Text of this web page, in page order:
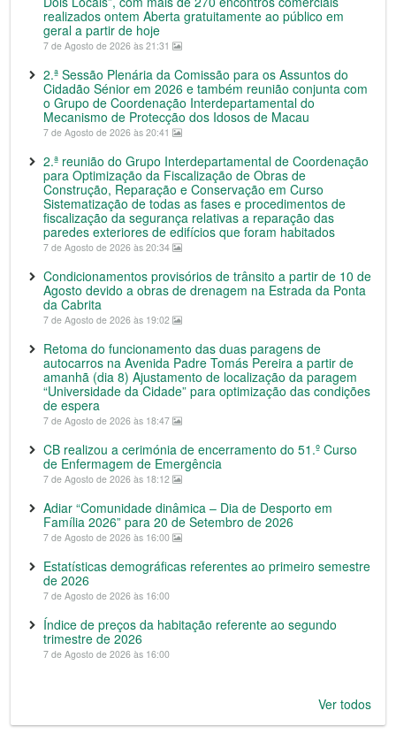
realizados ontem Aberta gratuitamente ao público em
geral a partir de hoje
7 de Agosto de 2026 às 21:31
2.ª Sessão Plenária da Comissão para os Assuntos do
Cidadão Sénior em 2026 e também reunião conjunta com
o Grupo de Coordenação Interdepartamental do
Mecanismo de Protecção dos Idosos de Macau
7 de Agosto de 2026 às 20:41
2.ª reunião do Grupo Interdepartamental de Coordenação
para Optimização da Fiscalização de Obras de
Construção, Reparação e Conservação em Curso
Sistematização de todas as fases e procedimentos de
fiscalização da segurança relativas a reparação das
paredes exteriores de edifícios que foram habitados
7 de Agosto de 2026 às 20:34
Condicionamentos provisórios de trânsito a partir de 10 de
Agosto devido a obras de drenagem na Estrada da Ponta
da Cabrita
7 de Agosto de 2026 às 19:02
Retoma do funcionamento das duas paragens de
autocarros na Avenida Padre Tomás Pereira a partir de
amanhã (dia 8) Ajustamento de localização da paragem
“Universidade da Cidade” para optimização das condições
de espera
7 de Agosto de 2026 às 18:47
CB realizou a cerimónia de encerramento do 51.º Curso
de Enfermagem de Emergência
7 de Agosto de 2026 às 18:12
Adiar “Comunidade dinâmica – Dia de Desporto em
Família 2026” para 20 de Setembro de 2026
7 de Agosto de 2026 às 16:00
Estatísticas demográficas referentes ao primeiro semestre
de 2026
7 de Agosto de 2026 às 16:00
Índice de preços da habitação referente ao segundo
trimestre de 2026
7 de Agosto de 2026 às 16:00
Ver todos